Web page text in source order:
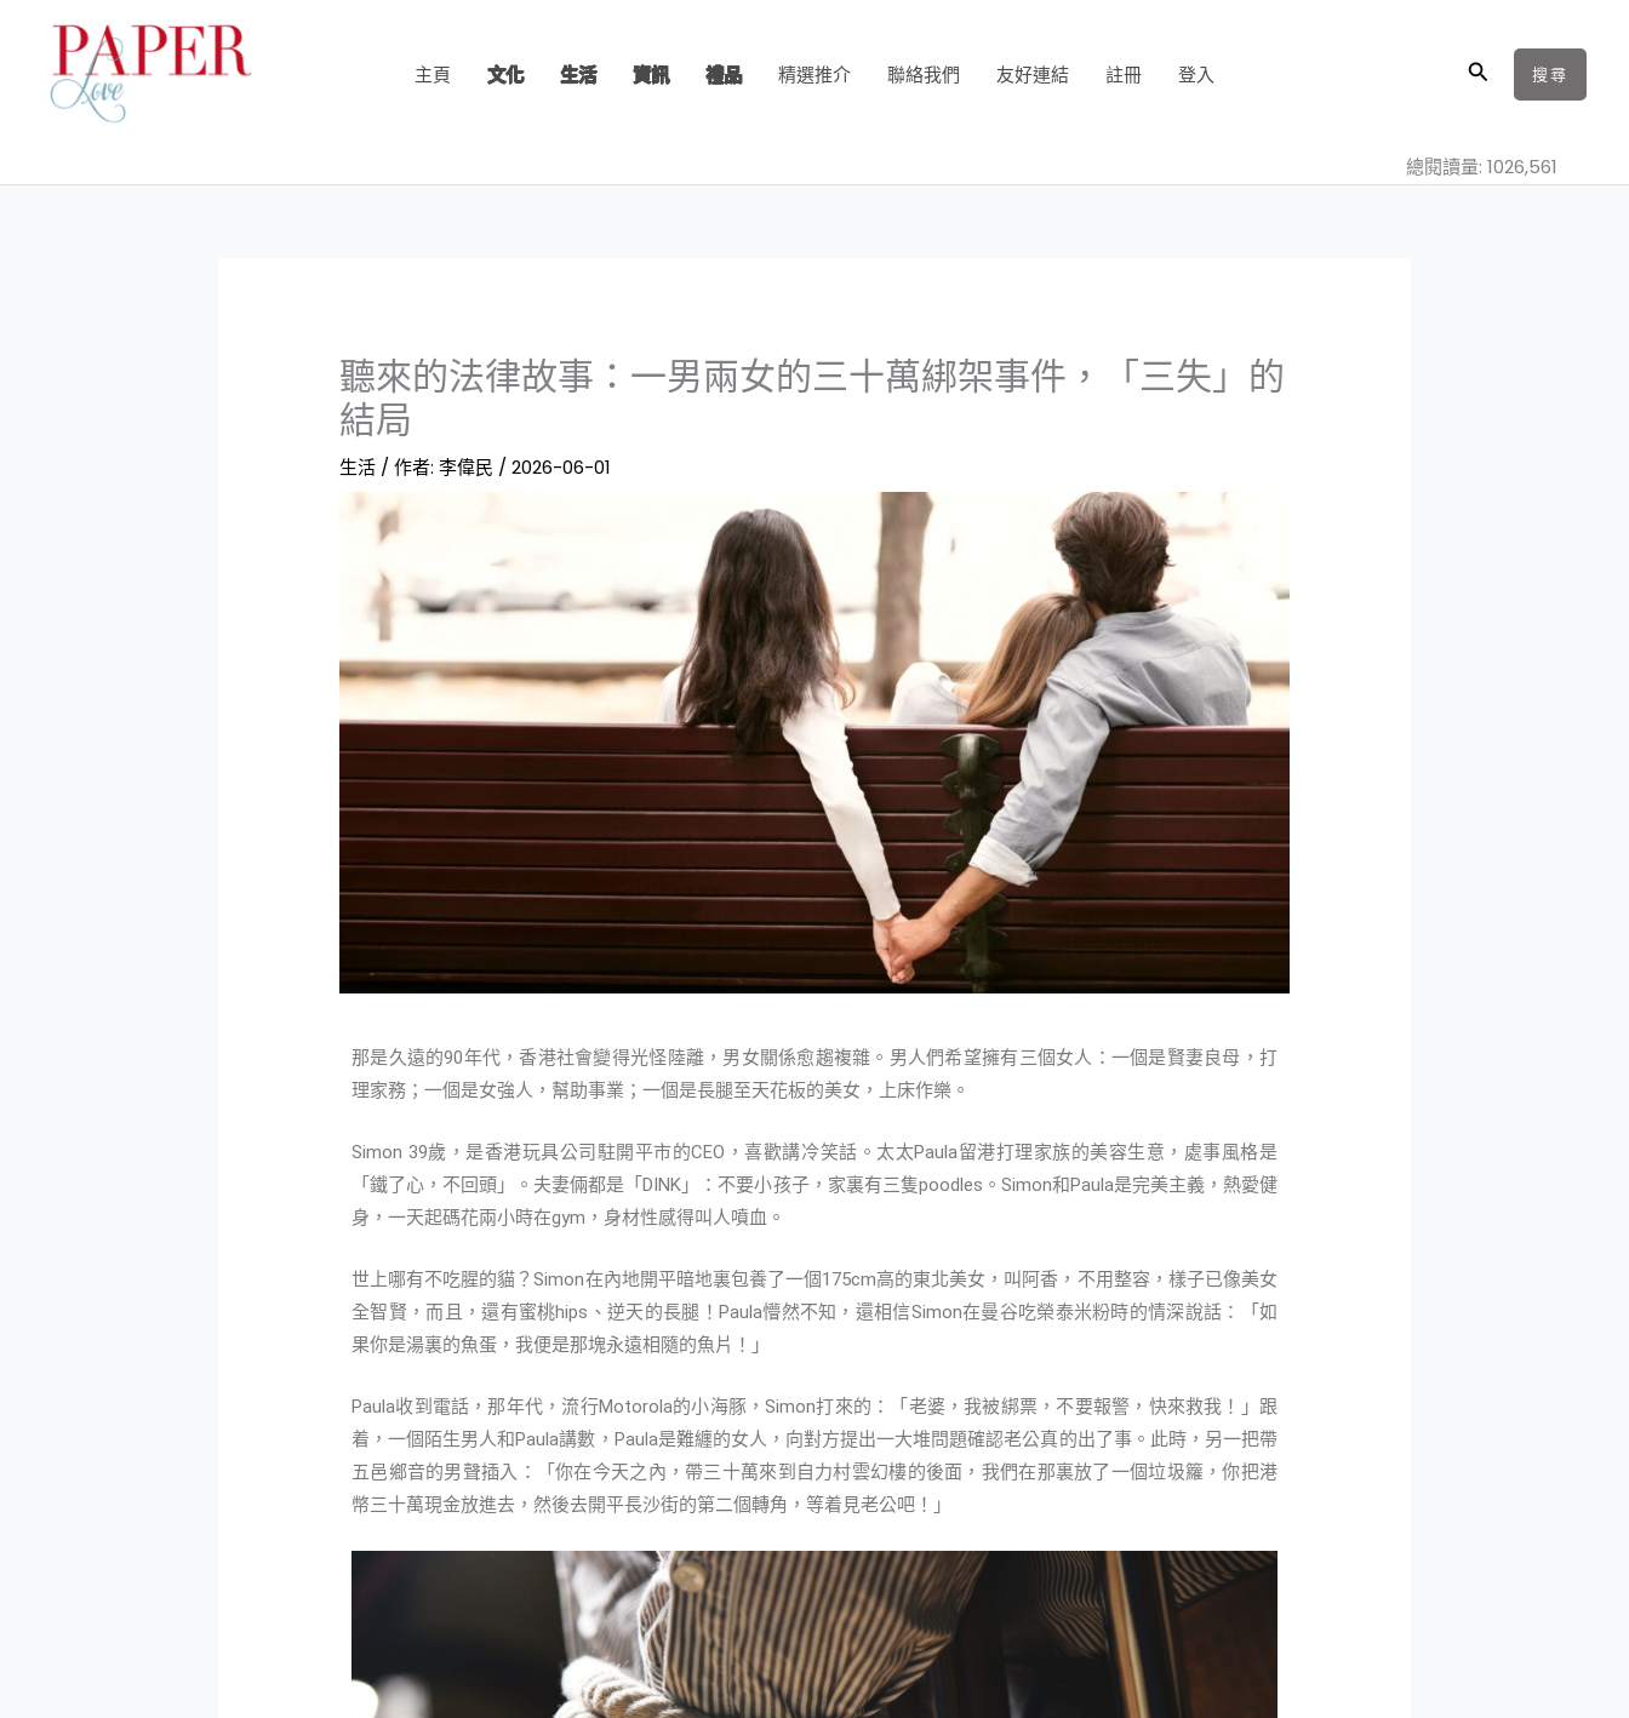
容
主頁 文化 生活 資訊 禮品 精選推介 聯絡我們 友好連結 註冊 登入
搜
搜尋
總閱讀量: 1026,561
聽來的法律故事：一男兩女的三十萬綁架事件，「三失」的
結局
生活 / 作者:李偉民 /2026-06-01
那是久遠的90年代，香港社會變得光怪陸離，男女關係愈趨複雜。男人們希望擁有三個女人：一個是賢妻良母，打
理家務；一個是女強人，幫助事業；一個是長腿至天花板的美女，上床作樂。
Simon 39歲，是香港玩具公司駐開平市的CEO，喜歡講冷笑話。太太Paula留港打理家族的美容生意，處事風格是
「鐵了心，不回頭」。夫妻倆都是「DINK」：不要小孩子，家裏有三隻poodles。Simon和Paula是完美主義，熱愛健
身，一天起碼花兩小時在gym，身材性感得叫人噴血。
世上哪有不吃腥的貓？Simon在內地開平暗地裏包養了一個175cm高的東北美女，叫阿香，不用整容，樣子已像美女
全智賢，而且，還有蜜桃hips、逆天的長腿！Paula懵然不知，還相信Simon在曼谷吃榮泰米粉時的情深說話：「如
果你是湯裏的魚蛋，我便是那塊永遠相隨的魚片！」
Paula收到電話，那年代，流行Motorola的小海豚，Simon打來的：「老婆，我被綁票，不要報警，快來救我！」跟
着，一個陌生男人和Paula講數，Paula是難纏的女人，向對方提出一大堆問題確認老公真的出了事。此時，另一把帶
五邑鄉音的男聲插入：「你在今天之內，帶三十萬來到自力村雲幻樓的後面，我們在那裏放了一個垃圾籮，你把港
幣三十萬現金放進去，然後去開平長沙街的第二個轉角，等着見老公吧！」